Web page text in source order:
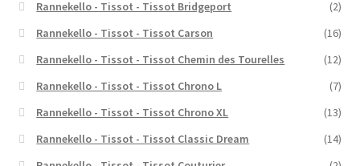
Rannekello - Tissot - Tissot Bridgeport
(2)
Rannekello - Tissot - Tissot Carson
(16)
Rannekello - Tissot - Tissot Chemin des Tourelles
(12)
Rannekello - Tissot - Tissot Chrono L
(7)
Rannekello - Tissot - Tissot Chrono XL
(13)
Rannekello - Tissot - Tissot Classic Dream
(14)